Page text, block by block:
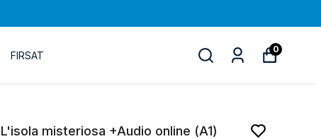
FIRSAT
0
L'isola misteriosa +Audio online (A1)